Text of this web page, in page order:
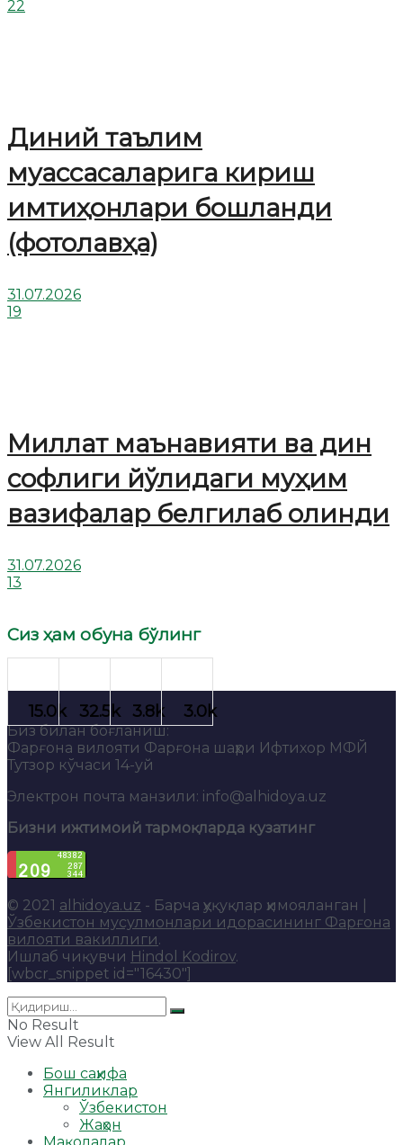
22
Диний таълим
муассасаларига кириш
имтиҳонлари бошланди
(фотолавҳа)
31.07.2026
19
Миллат маънавияти ва дин
софлиги йўлидаги муҳим
вазифалар белгилаб олинди
31.07.2026
13
Сиз ҳам обуна бўлинг
Биз билан боғланиш:
Фарғона вилояти Фарғона шаҳри Ифтихор МФЙ
Тутзор кўчаси 14-уй
Электрон почта манзили: info@alhidoya.uz
Бизни ижтимоий тармоқларда кузатинг
© 2021 alhidoya.uz - Барча ҳуқуқлар ҳимояланган |
Ўзбекистон мусулмонлари идорасининг Фарғона
вилояти вакиллиги.
Ишлаб чиқувчи Hindol Kodirov.
[wbcr_snippet id="16430"]
No Result
View All Result
Бош саҳифа
Янгиликлар
Ўзбекистон
Жаҳон